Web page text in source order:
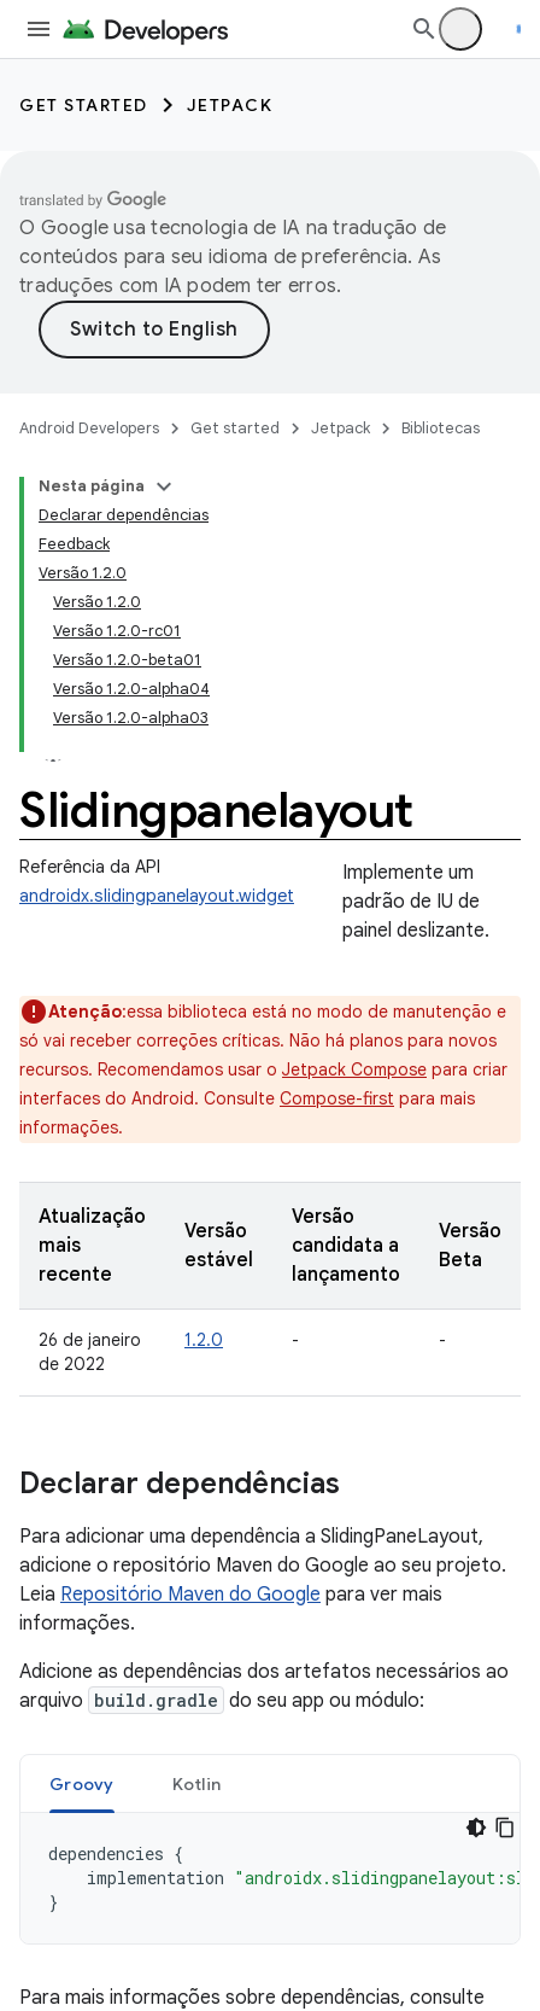
GET STARTED JETPACK
O Google usa tecnologia de IA na tradução de
conteúdos para seu idioma de preferência. As
traduções com IA podem ter erros.
Android Developers Get started Jetpack Bibliotecas
Nesta página
Declarar dependências
Feedback
Versão 1.2.0
Versão 1.2.0
Versão 1.2.0-rc01
Versão 1.2.0-beta01
Versão 1.2.0-alpha04
Versão 1.2.0-alpha03
Slidingpanelayout
Referência da API
androidx.slidingpanelayout.widget
Implemente um
padrão de IU de
painel deslizante.
Atenção:essa biblioteca está no modo de manutenção e
só vai receber correções críticas. Não há planos para novos
recursos. Recomendamos usar o Jetpack Compose para criar
interfaces do Android. Consulte Compose-first para mais
informações.
Atualização
mais
recente
Versão
estável
Versão
candidata a
lançamento
Versão
Beta
26 de janeiro
de 2022
1.2.0 - -
Declarar dependências
Para adicionar uma dependência a SlidingPaneLayout,
adicione o repositório Maven do Google ao seu projeto.
Leia Repositório Maven do Google para ver mais
informações.
Adicione as dependências dos artefatos necessários ao
arquivo build.gradle do seu app ou módulo:
Groovy Kotlin
dependencies {
implementation
}
Para mais informações sobre dependências, consulte